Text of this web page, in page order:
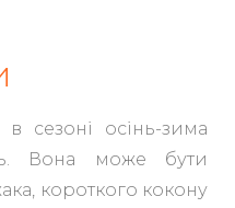
сезоні осінь-зима
Вона може бути
короткого кокону